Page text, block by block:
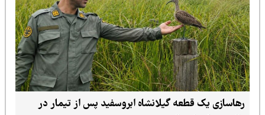
رهاسازی یک قطعه گیلانشاه ابروسفید پس از تیمار در